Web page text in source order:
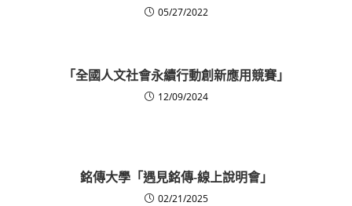
05/27/2022
「全國人文社會永續行動創新應用競賽」
12/09/2024
銘傳大學「遇見銘傳-線上說明會」
02/21/2025